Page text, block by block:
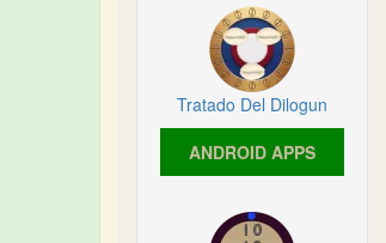
Tratado Del Dilogun
ANDROID APPS